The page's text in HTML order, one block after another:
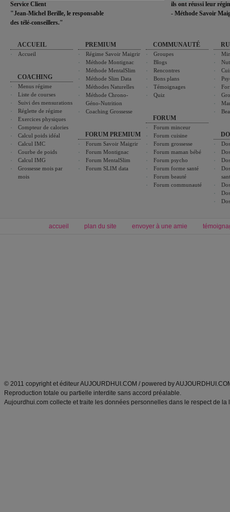
Service Client
"Jean-Michel Berille, le responsable
des télé-conseillers."
ils ont réussi leur
- Méthode Savoir
ACCUEIL
Accueil
COACHING
Menus régime
Liste de courses
Suivi des mensurations
Réglette de régime
Exercices physiques
Compteur de calories
Calcul poids idéal
Calcul IMC
Courbe de poids
Calcul IMG
Grossesse mois par
mois
PREMIUM
Régime Savoir Maigrir
Méthode Montignac
Méthode MentalSlim
Méthode Slim Data
Méthodes Naturelles
Méthode Chrono-
Géno-Nutrition
Coaching Grossesse
FORUM PREMIUM
Forum Savoir Maigrir
Forum Montignac
Forum MentalSlim
Forum SLIM data
COMMUNAUTÉ
Groupes
Blogs
Rencontres
Bons plans
Témoignages
Quiz
FORUM
Forum minceur
Forum cuisine
Forum grossesse
Forum maman bébé
Forum psycho
Forum forme santé
Forum beauté
Forum communauté
accueil plan du site envoyer à une amie
© 2011 copyright et éditeur AUJOURDHUI.COM / powered by
Reproduction totale ou partielle interdite sans accord préalable.
Aujourdhui.com collecte et traite les données personnelles dans le respect de